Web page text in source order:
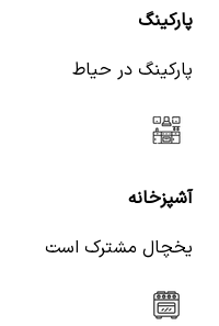
پارکینگ
پارکینگ در حیاط
آشپزخانه
یخچال مشترک است